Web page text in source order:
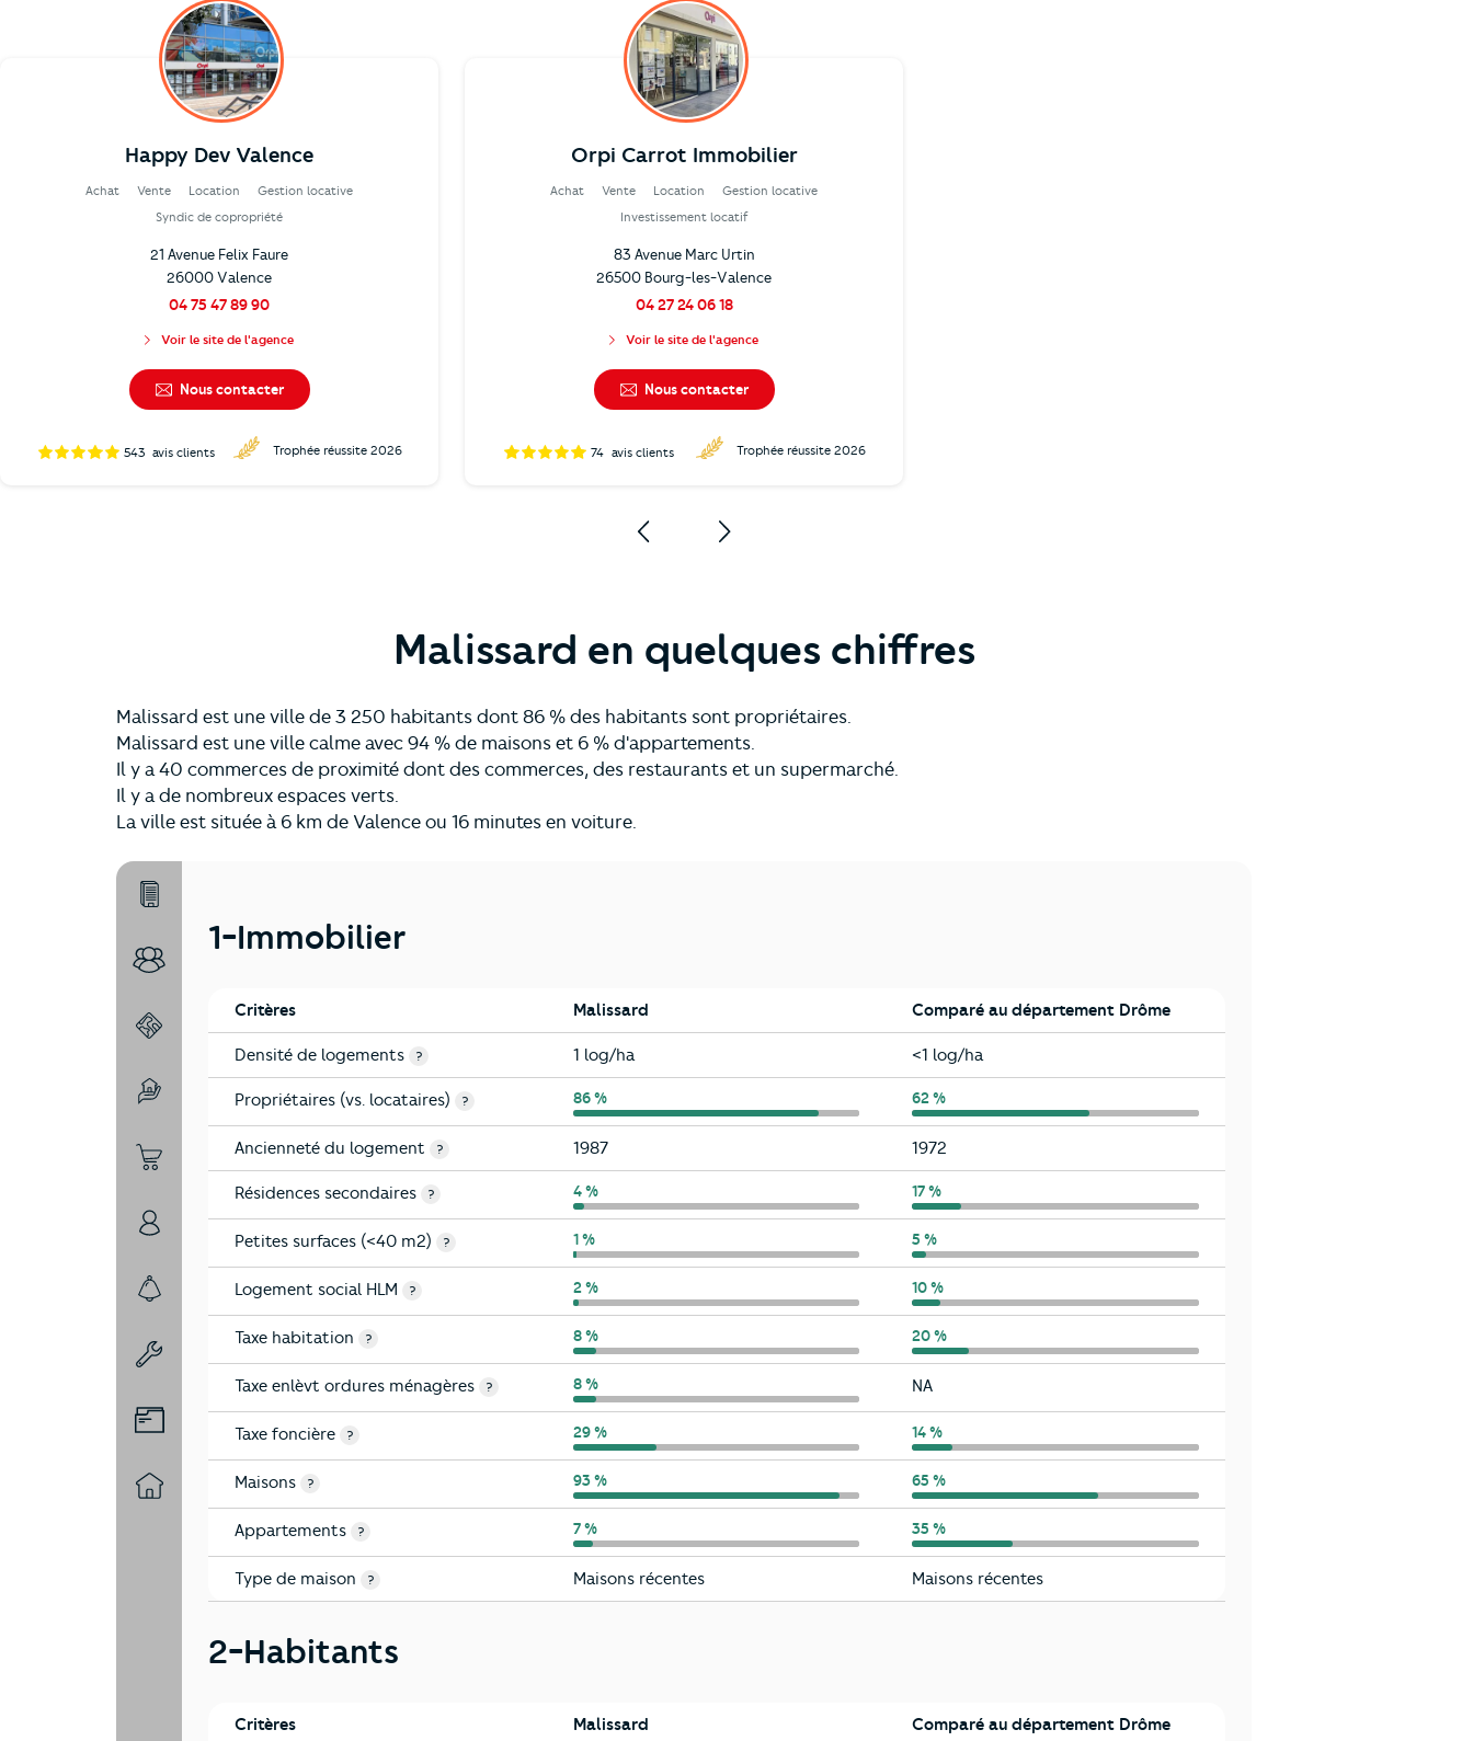
Happy Dev Valence
Achat Vente Location
Gestion locative
Syndic de copropriété
21 Avenue Felix Faure
26000 Valence
04 75 47 89 90
Voir le site de l'agence
Nous contacter
543 avis clients Trophée réussite 2026
Orpi Carrot Immobilier
Achat Vente Location
Gestion locative
Investissement locatif
83 Avenue Marc Urtin
26500 Bourg-les-Valence
04 27 24 06 18
Voir le site de l'agence
Nous contacter
74 avis clients Trophée réussite 2026
Malissard en quelques chiffres
Malissard est une ville de 3 250 habitants dont 86 % des habitants sont propriétaires.
Malissard est une ville calme avec 94 % de maisons et 6 % d'appartements.
Il y a 40 commerces de proximité dont des commerces, des restaurants et un supermarché.
Il y a de nombreux espaces verts.
La ville est située à 6 km de Valence ou 16 minutes en voiture.
1-Immobilier
2-Habitants
3-Environnement
4-Education
5-Commerces
6-Politique
7-Sécurité
8-Chauffage
9-Diagnostic risques
10-Logement
1-Immobilier
Critères Malissard Comparé au département Drôme
Densité de logements ? Malissard
1 log/ha Drôme
<1 log/ha
Propriétaires (vs. locataires) ? Malissard
86 % Drôme
62 %
Ancienneté du logement ? Malissard
1987 Drôme
1972
Résidences secondaires ? Malissard
4 % Drôme
17 %
Petites surfaces (<40 m2) ? Malissard
1 % Drôme
5 %
Logement social HLM ? Malissard
2 % Drôme
10 %
Taxe habitation ? Malissard
8 % Drôme
20 %
Taxe enlèvt ordures ménagères ? Malissard
8 % Drôme
NA
Taxe foncière ? Malissard
29 % Drôme
14 %
Maisons ? Malissard
93 % Drôme
65 %
Appartements ? Malissard
7 % Drôme
35 %
Type de maison ? Malissard
Maisons récentes Drôme
Maisons récentes
2-Habitants
Critères Malissard Comparé au département Drôme